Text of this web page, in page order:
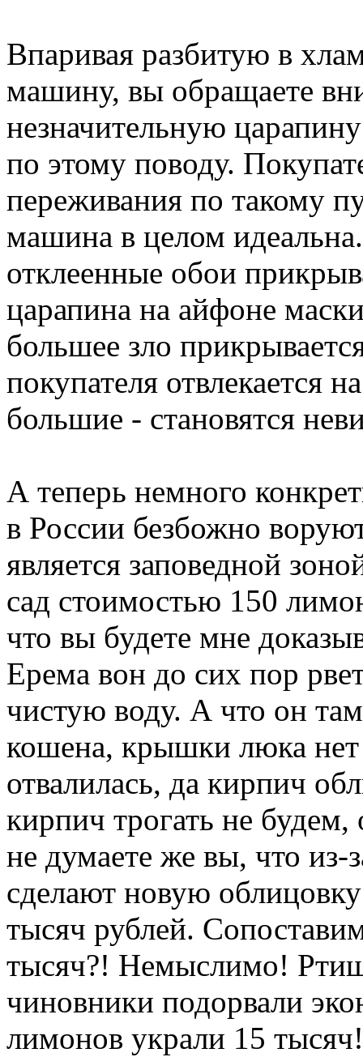
Впаривая разбитую в
машину, вы обращаете
незначительную
по этому поводу.
переживания по такому
машина в целом
отклеенные обои
царапина на айфоне
большее зло
покупателя отвлекается
большие - становятся
А теперь немного
в России безбожно
является заповедной
сад стоимостью 150
что вы будете мне
Ерема вон до сих пор
чистую воду. А что он
кошена, крышки люка нет
отвалилась, да кирпич
кирпич трогать не
не думаете же вы, что из-
сделают новую
тысяч рублей.
тысяч?! Немыслимо!
чиновники подорвали
лимонов украли 15